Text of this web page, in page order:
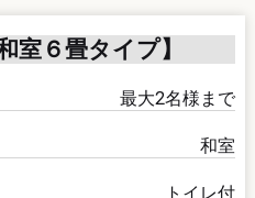
室６畳タイプ】
最大2名様まで
和室
トイレ付